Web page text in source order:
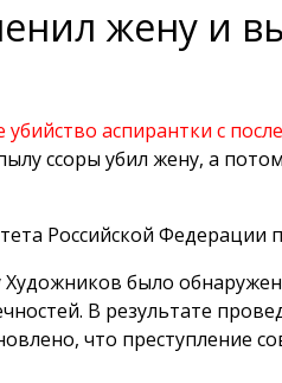
жену и
аспирантки с
ссоры убил жену, а потом
Российской Федерации
было
В результате
что преступление